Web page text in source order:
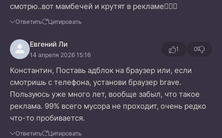
смотрю..вот мамбечей и крутят в рекламе🤦🏼‍♂️
Ответить Цитировать
Евгений Ли
14 апреля 2026 15:16
1 0
Константин, Поставь адблок на браузер или, если
смотришь с телефона, установи браузер brave.
Пользуюсь уже много лет, вообще забыл, что такое
реклама. 99% всего мусора не проходит, очень редко
что-то пробивается.
Ответить Цитировать